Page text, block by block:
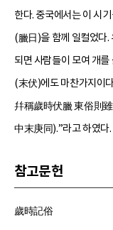
한다. 중국에서는 이 시
(臘日)을 함께 일컬었다.
되면 사람들이 모여 개
(末伏)에도 마찬가지이
幷稱歲時伏臘 東俗則
中末庚同).”라고 하였다.
참고문헌
歲時記俗